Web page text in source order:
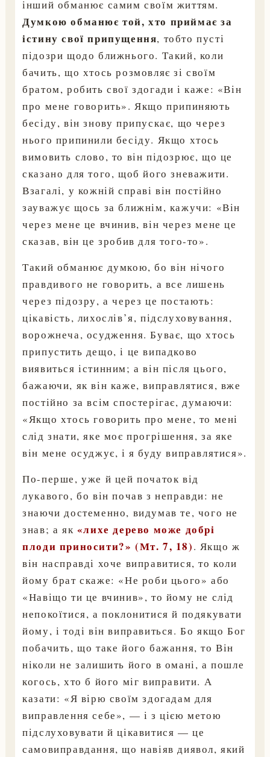
інший обманює самим своїм життям.
Думкою обманює той, хто приймає за
істину свої припущення, тобто пусті
підозри щодо ближнього. Такий, коли
бачить, що хтось розмовляє зі своїм
братом, робить свої здогади і каже: «Він
про мене говорить». Якщо припиняють
бесіду, він знову припускає, що через
нього припинили бесіду. Якщо хтось
вимовить слово, то він підозрює, що це
сказано для того, щоб його зневажити.
Взагалі, у кожній справі він постійно
зауважує щось за ближнім, кажучи: «Він
через мене це вчинив, він через мене це
сказав, він це зробив для того-то».
Такий обманює думкою, бо він нічого
правдивого не говорить, а все лишень
через підозру, а через це постають:
цікавість, лихослів’я, підслуховування,
ворожнеча, осудження. Буває, що хтось
припустить дещо, і це випадково
виявиться істинним; а він після цього,
бажаючи, як він каже, виправлятися, вже
постійно за всім спостерігає, думаючи:
«Якщо хтось говорить про мене, то мені
слід знати, яке моє прогрішення, за яке
він мене осуджує, і я буду виправлятися».
По-перше, уже й цей початок від
лукавого, бо він почав з неправди: не
знаючи достеменно, видумав те, чого не
знав; а як «лихе дерево може добрі
плоди приносити?» (Мт. 7, 18). Якщо ж
він насправді хоче виправитися, то коли
йому брат скаже: «Не роби цього» або
«Навіщо ти це вчинив», то йому не слід
непокоїтися, а поклонитися й подякувати
йому, і тоді він виправиться. Бо якщо Бог
побачить, що таке його бажання, то Він
ніколи не залишить його в омані, а пошле
когось, хто б його міг виправити. А
казати: «Я вірю своїм здогадам для
виправлення себе», — і з цією метою
підслуховувати й цікавитися — це
самовиправдання, що навіяв диявол, який